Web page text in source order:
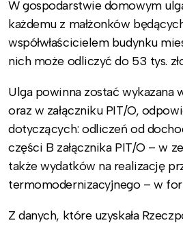
W gospodarstwie domowym
każdemu z małżonków
współwłaścicielem budynku
nich może odliczyć do 53 tys.
Ulga powinna zostać wykazana
oraz w załączniku PIT/O,
dotyczących: odliczeń od
części B załącznika PIT/O – w
także wydatków na realizację
termomodernizacyjnego – w
Z danych, które uzyskała